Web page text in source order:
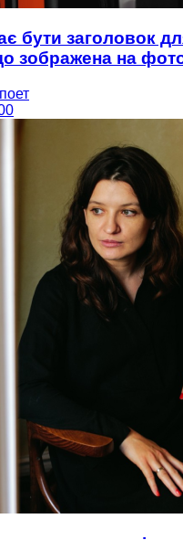
бути заголовок
зображена на